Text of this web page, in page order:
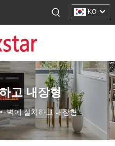
KO
고 내장형
벽에 설치하고 내장형